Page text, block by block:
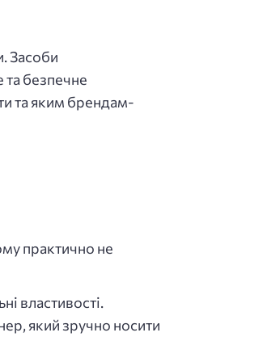
Засоби
безпечне
та яким брендам-
практично не
властивості.
який зручно носити